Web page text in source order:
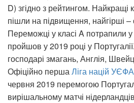
D) згідно з рейтингом. Найкращі
пішли на підвищення, найгірші
Переможці у класі A потрапили
пройшов у 2019 році у
господарі змагань, Англія,
Офіційно першаЛіга націй УЄФА
червня 2019 перемогою
вирішальному матчі